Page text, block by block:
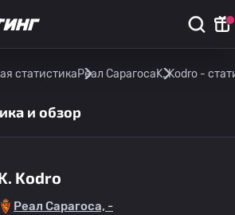
статистикаРеал СарагосаK. Kodro -
и обзор
Kodro
Реал Сарагоса, -